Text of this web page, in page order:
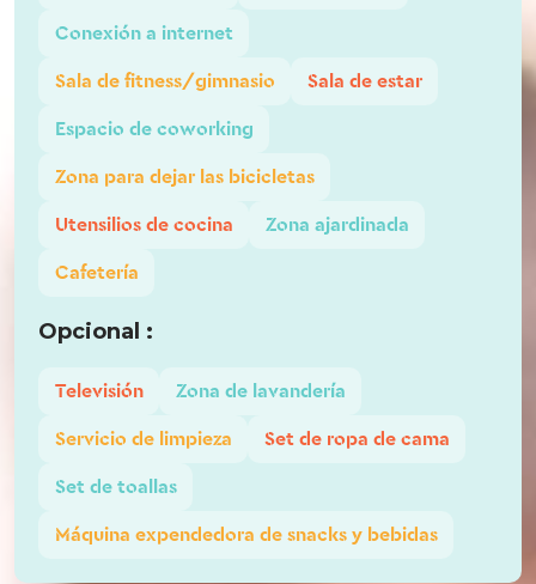
Conexión a internet
Sala de fitness/gimnasio
Sala de estar
Espacio de coworking
Zona para dejar las bicicletas
Utensilios de cocina
Zona ajardinada
Cafetería
Opcional :
Televisión
Zona de lavandería
Servicio de limpieza
Set de ropa de cama
Set de toallas
Máquina expendedora de snacks y bebidas